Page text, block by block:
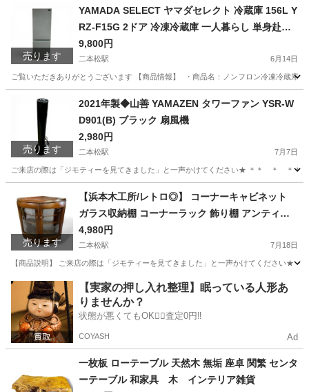
カルテル
売ります
YAMADA SELECT ヤマダセレクト 冷蔵庫 156L Y
RZ-F15G 2ドア 冷凍冷蔵庫 一人暮らし 単身赴任
新生活向け ホワイト系 2019年製
9,800円
二本松駅 6月14日
ご覧いただきありがとうございます 【商品情報】 ・商品名：ノンフロン冷凍冷蔵
二本松駅 キッチン家電 SELECT
売ります
2021年製◆山善 YAMAZEN タワーファン YSR-W
D901(B) ブラック 扇風機
2,980円
二本松駅 7月7日
ご来店の際は「ジモティーを見てきました」と一声かけてください★ ＊＊ ＊ ＊＊
二本松駅 季節、空調家電 YSR
売ります
【浜本木工所/レトロ◎】 コーナーキャビネット
ガラス収納棚 コーナーラック 飾り棚 アンティー
ク家具
4,980円
二本松駅 7月18日
【商品説明】 ご来店の際は「ジモティーを見てきました」と一声かけてください
福島 二本松市 二本松駅 収納家具 レトロ
【実家の押し入れ整理】眠っている人形あ
りませんか？
状態が悪くてもOK🙆‍♀️査定0円‼️
COYASH Ad
一枚板 ローテーブル 天然木 無垢 座卓 関繁 センタ
ーテーブル 和家具 木 インテリア雑貨